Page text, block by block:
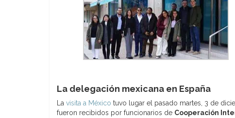
La delegación mexicana en España
La visita a México tuvo lugar el pasado martes, 3 de
fueron recibidos por funcionarios de Cooperación